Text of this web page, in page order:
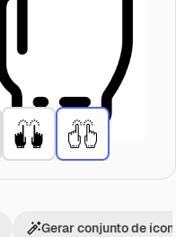
Gerar conjunto de